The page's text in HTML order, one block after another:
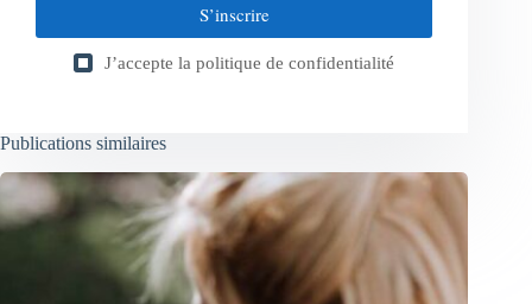
S’inscrire
J’accepte la politique de confidentialité
Publications similaires